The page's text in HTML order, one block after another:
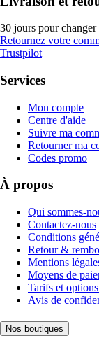
30 jours pour changer
Retournez votre
Trustpilot
Services
Mon compte
Centre d'aide
Suivre ma
Retourner ma
Codes promo
À propos
Qui sommes-
Contactez-nous
Conditions
Retour &
Mentions
Moyens de
Tarifs et
Avis de
Nos boutiques